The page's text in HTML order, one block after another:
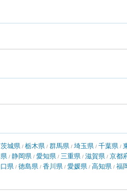
茨城県 / 栃木県 / 群馬県 / 埼玉県 / 千葉県 /
/ 静岡県 / 愛知県 / 三重県 / 滋賀県 / 京都
県 / 徳島県 / 香川県 / 愛媛県 / 高知県 / 福